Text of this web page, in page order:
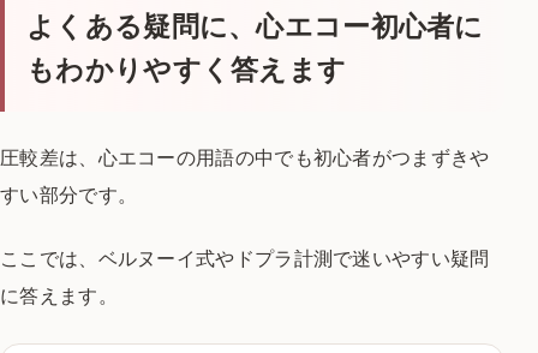
よくある疑問に、心エコー初心者に
もわかりやすく答えます
圧較差は、心エコーの用語の中でも初心者がつまずきや
すい部分です。
ここでは、ベルヌーイ式やドプラ計測で迷いやすい疑問
に答えます。